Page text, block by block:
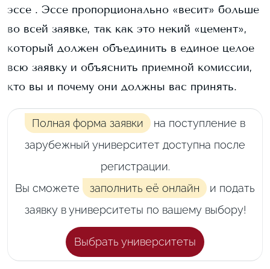
эссе . Эссе пропорционально «весит» больше
во всей заявке, так как это некий «цемент»,
который должен объединить в единое целое
всю заявку и объяснить приемной комиссии,
кто вы и почему они должны вас принять.
Полная форма заявки
на поступление в
зарубежный университет доступна после
регистрации.
Вы сможете
заполнить её онлайн
и подать
заявку в университеты по вашему выбору!
Выбрать университеты